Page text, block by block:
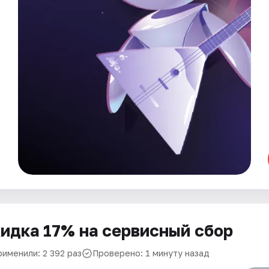
17% на сервисный сбор
2 392 раз Проверено: 1 минуту назад